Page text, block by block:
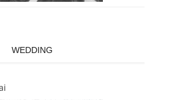
WEDDING